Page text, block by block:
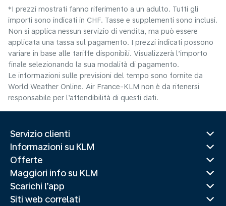
*I prezzi mostrati fanno riferimento a un adulto. Tutti gli
importi sono indicati in CHF. Tasse e supplementi sono inclusi.
Non si applica nessun servizio di vendita, ma può essere
applicata una tassa sul pagamento. I prezzi indicati possono
variare in base alle tariffe disponibili. Visualizzerà l’importo
finale selezionando la sua modalità di pagamento.
Le informazioni sulle previsioni del tempo sono fornite da
World Weather Online. Air France-KLM non è da ritenersi
responsabile per l’attendibilità di questi dati.
Servizio clienti
Informazioni su KLM
Offerte
Maggiori info su KLM
Scarichi l’app
Siti web correlati